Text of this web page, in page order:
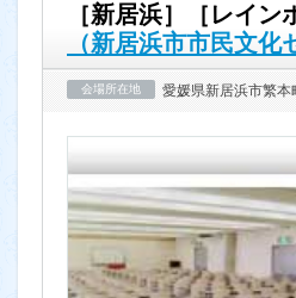
［新居浜］［レイン
（新居浜市市民文化
会場所在地 愛媛県新居浜市繁本